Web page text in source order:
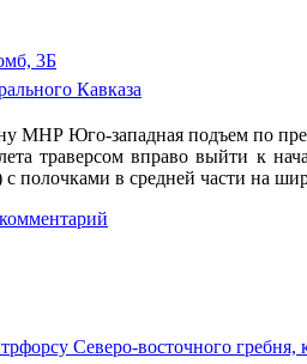
3Б
Кавказа
МНР Юго-западная подъем по
траверсом вправо выйти к
с полочками в средней части на
Северо-восточного гребня,